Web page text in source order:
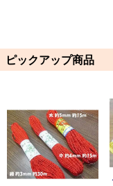
ピックアップ商品